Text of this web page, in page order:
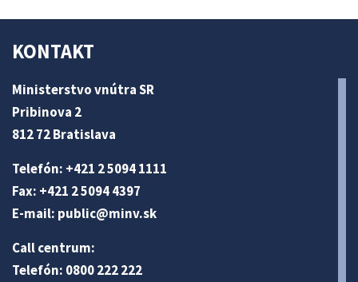
KONTAKT
Ministerstvo vnútra SR
Pribinova 2
812 72 Bratislava
Telefón: +421 2 5094 1111
Fax: +421 2 5094 4397
E-mail: public@minv.sk
Call centrum:
Telefón: 0800 222 222